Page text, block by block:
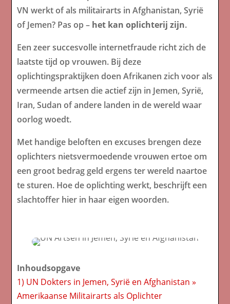
VN werkt of als militairarts in Afghanistan, Syrië
of Jemen? Pas op – het kan oplichterij zijn.
Een zeer succesvolle internetfraude richt zich de
laatste tijd op vrouwen. Bij deze
oplichtingspraktijken doen Afrikanen zich voor als
vermeende artsen die actief zijn in Jemen, Syrië,
Iran, Sudan of andere landen in de wereld waar
oorlog woedt.
Met handige beloften en excuses brengen deze
oplichters nietsvermoedende vrouwen ertoe om
een ​​groot bedrag geld ergens ter wereld naartoe
te sturen. Hoe de oplichting werkt, beschrijft een
slachtoffer hier in haar eigen woorden.
Inhoudsopgave
1) UN Dokters in Jemen, Syrië en Afghanistan »
Amerikaanse Militairarts als Oplichter